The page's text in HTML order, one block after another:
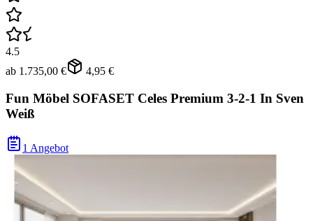
4.5
ab 1.735,00 € 4,95 €
Fun Möbel SOFASET Celes Premium 3-2-1 In Sven
Weiß
1 Angebot